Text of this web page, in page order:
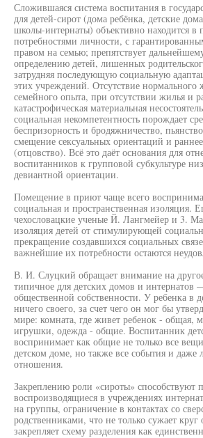
Сложившаяся система воспитания в
для детей-сирот (дома ребёнка, детские
школы-интернаты) объективно находится в
потребностями личности, с
правом на семью; препятствует
определению детей, лишенных
затрудняя последующую социальную
этих учреждений. Отсутствие нормального
семейного опыта, при отсутствии жилья и
катастрофическая материальная
социальная некомпетентность порождает
беспризорность и бродяжничество,
смещение сексуальных ориентаций и
(отцовство). Всё это даёт основания для
воспитанников к групповой субкультуре
девиантной ориентации.
Помещение в приют чаще всего
социальная и пространственная изоляция.
чехословацкие ученые Й. Лангмейер и 3.
изоляция детей от стимулирующей
прекращение создавшихся социальных
важнейшие их потребности остаются
В. И. Слуцкий обращает внимание на
типичное для детских домов и интернатов
общественной собственности. У ребенка в
ничего своего, за счет чего он мог бы
мире: комната, где живет ребенок - общая,
игрушки, одежда - общие. Воспитанник
воспринимает как общие не только все
детском доме, но также все события и даже
отношения.
Закреплению роли «сироты» способствуют
воспроизводящиеся в учреждениях
на группы, ограничение в контактах со
родственниками, что не только сужает
закрепляет схему разделения как